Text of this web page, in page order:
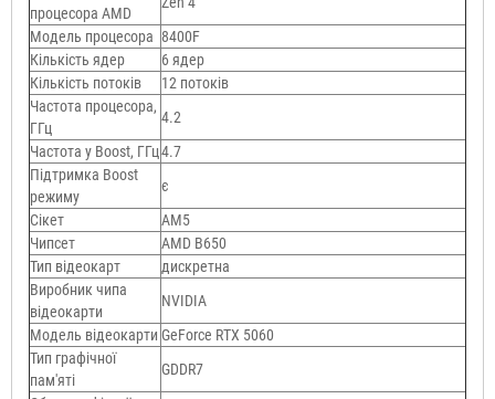
процесора AMD
Модель процесора 8400F
Кількість ядер
6 ядер
Кількість потоків
12 потоків
Частота процесора,
ГГц
4.2
Частота у Boost, ГГц4.7
Підтримка Boost
режиму
є
Сікет
AM5
Чипсет
AMD B650
Тип відеокарт
дискретна
Виробник чипа
відеокарти
NVIDIA
Модель відеокарти GeForce RTX 5060
Тип графічної
пам'яті
GDDR7